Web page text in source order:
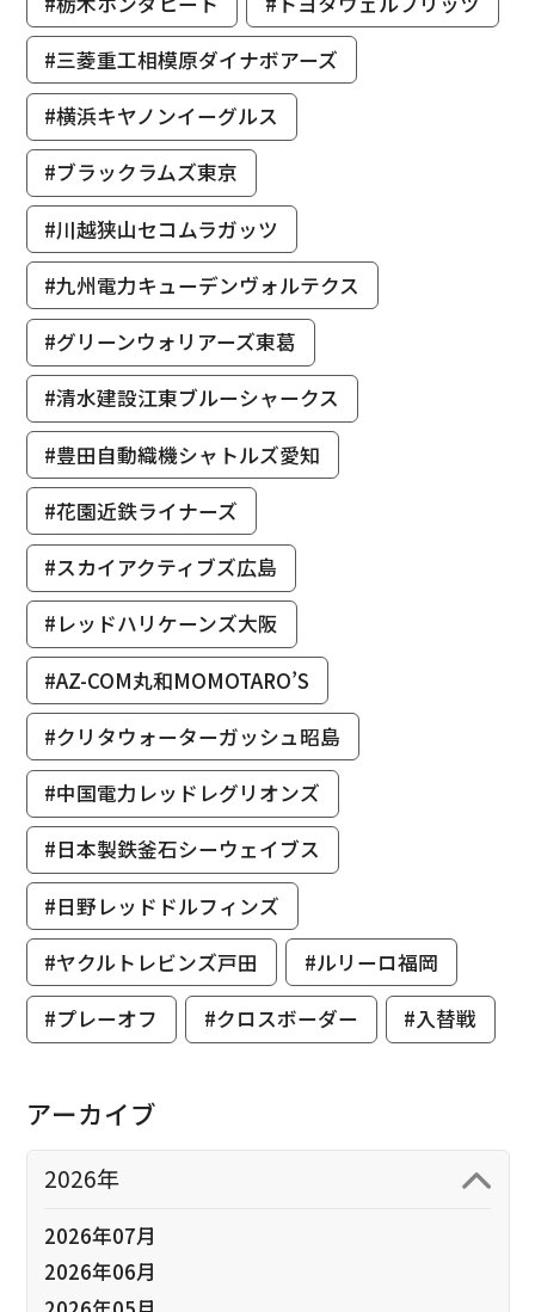
#三菱重工相模原ダイナボアーズ
#横浜キヤノンイーグルス
#ブラックラムズ東京
#川越狭山セコムラガッツ
#九州電力キューデンヴォルテクス
#グリーンウォリアーズ東葛
#清水建設江東ブルーシャークス
#豊田自動織機シャトルズ愛知
#花園近鉄ライナーズ
#スカイアクティブズ広島
#レッドハリケーンズ大阪
#AZ-COM丸和MOMOTARO’S
#クリタウォーターガッシュ昭島
#中国電力レッドレグリオンズ
#日本製鉄釜石シーウェイブス
#日野レッドドルフィンズ
#ヤクルトレビンズ戸田
#ルリーロ福岡
#プレーオフ
#クロスボーダー #入替戦
アーカイブ
2026年
2026年07月
2026年06月